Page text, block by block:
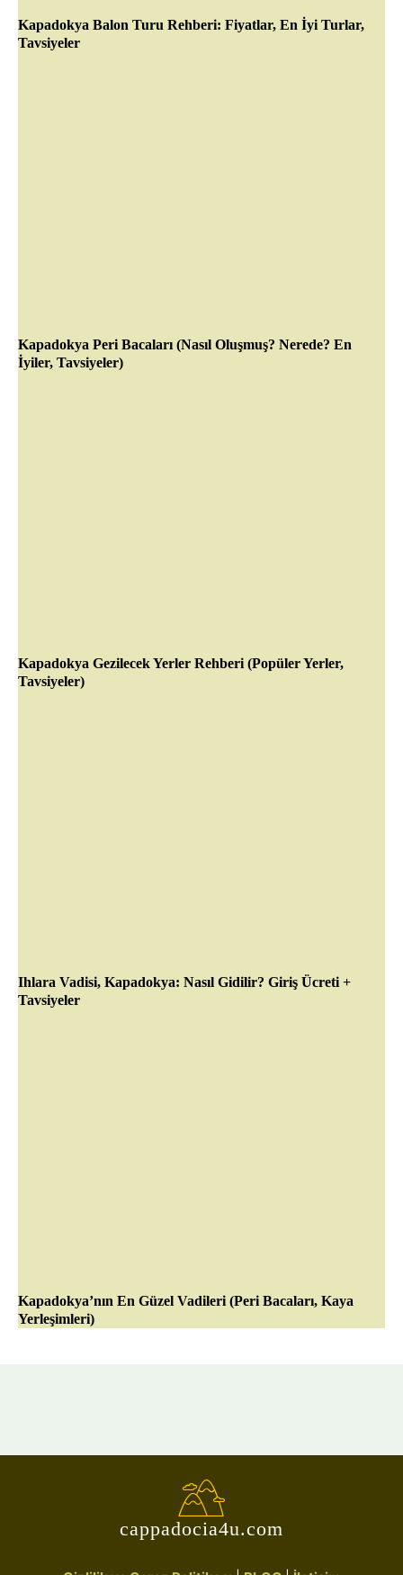
Kapadokya Balon Turu Rehberi: Fiyatlar, En İyi Turlar,
Tavsiyeler
Kapadokya Peri Bacaları (Nasıl Oluşmuş? Nerede? En
İyiler, Tavsiyeler)
Kapadokya Gezilecek Yerler Rehberi (Popüler Yerler,
Tavsiyeler)
Ihlara Vadisi, Kapadokya: Nasıl Gidilir? Giriş Ücreti +
Tavsiyeler
Kapadokya’nın En Güzel Vadileri (Peri Bacaları, Kaya
Yerleşimleri)
cappadocia4u.com